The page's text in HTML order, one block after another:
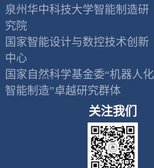
泉州华中科技大学智能制造研
究院
国家智能设计与数控技术创新
中心
国家自然科学基金委“机器人化
智能制造”卓越研究群体
关注我们